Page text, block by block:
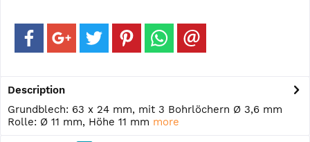
Description
Grundblech: 63 x 24 mm, mit 3 Bohrlöchern Ø 3,6 mm
Rolle: Ø 11 mm, Höhe 11 mm more